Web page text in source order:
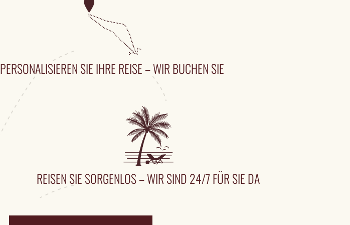
PERSONALISIEREN SIE IHRE REISE – WIR BUCHEN SIE
REISEN SIE SORGENLOS – WIR SIND 24/7 FÜR SIE DA